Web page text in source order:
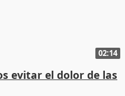
02:14
evitar el dolor de las